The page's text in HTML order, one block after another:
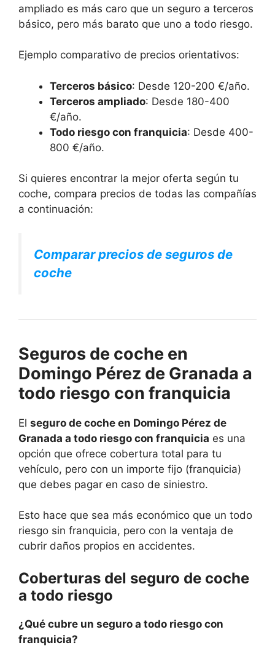
ampliado es más caro que un seguro a terceros
básico, pero más barato que uno a todo riesgo.
Ejemplo comparativo de precios orientativos:
Terceros básico: Desde 120-200 €/año.
Terceros ampliado: Desde 180-400
€/año.
Todo riesgo con franquicia: Desde 400-
800 €/año.
Si quieres encontrar la mejor oferta según tu
coche, compara precios de todas las compañías
a continuación:
Comparar precios de seguros de
coche
Seguros de coche en
Domingo Pérez de Granada a
todo riesgo con franquicia
El seguro de coche en Domingo Pérez de
Granada a todo riesgo con franquicia es una
opción que ofrece cobertura total para tu
vehículo, pero con un importe fijo (franquicia)
que debes pagar en caso de siniestro.
Esto hace que sea más económico que un todo
riesgo sin franquicia, pero con la ventaja de
cubrir daños propios en accidentes.
Coberturas del seguro de coche
a todo riesgo
¿Qué cubre un seguro a todo riesgo con
franquicia?